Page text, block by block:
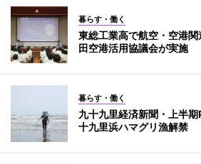
暮らす・働く
東総工業高で航空・空港
田空港活用協議会が実施
暮らす・働く
九十九里経済新聞・上半
十九里浜ハマグリ漁解禁